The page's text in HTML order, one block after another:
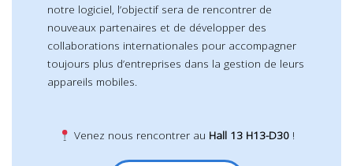
notre logiciel, l’objectif sera de rencontrer de
nouveaux partenaires et de développer des
collaborations internationales pour accompagner
toujours plus d’entreprises dans la gestion de leurs
appareils mobiles.
Venez nous rencontrer au Hall 13 H13-D30!